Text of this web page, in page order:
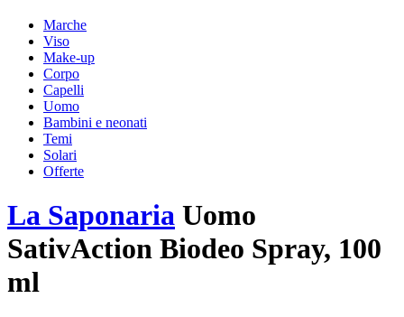
Marche
Viso
Make-up
Corpo
Capelli
Uomo
Bambini e neonati
Temi
Solari
Offerte
La Saponaria Uomo
SativAction Biodeo Spray, 100
ml